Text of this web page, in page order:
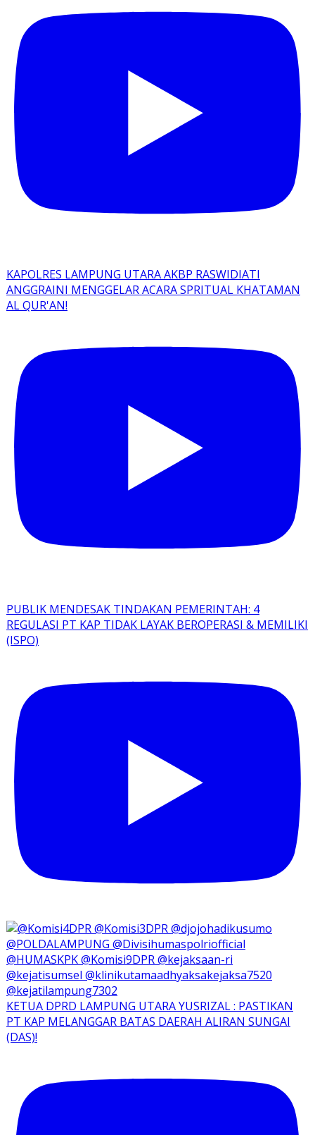
KAPOLRES LAMPUNG UTARA AKBP RASWIDIATI
ANGGRAINI MENGGELAR ACARA SPRITUAL KHATAMAN
AL QUR'AN!
PUBLIK MENDESAK TINDAKAN PEMERINTAH: 4
REGULASI PT KAP TIDAK LAYAK BEROPERASI & MEMILIKI
(ISPO)
KETUA DPRD LAMPUNG UTARA YUSRIZAL : PASTIKAN
PT KAP MELANGGAR BATAS DAERAH ALIRAN SUNGAI
(DAS)!